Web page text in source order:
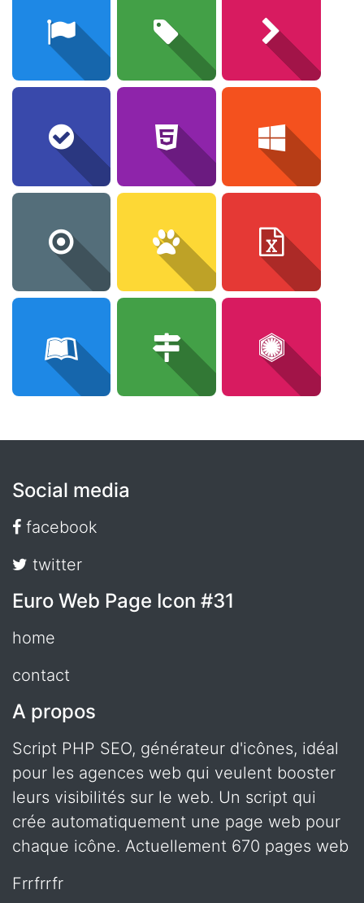
Social media
facebook
twitter
Euro Web Page Icon #31
home
contact
A propos
Script PHP SEO, générateur d'icônes, idéal
pour les agences web qui veulent booster
leurs visibilités sur le web. Un script qui
crée automatiquement une page web pour
chaque icône. Actuellement 670 pages web
frrfrrfr